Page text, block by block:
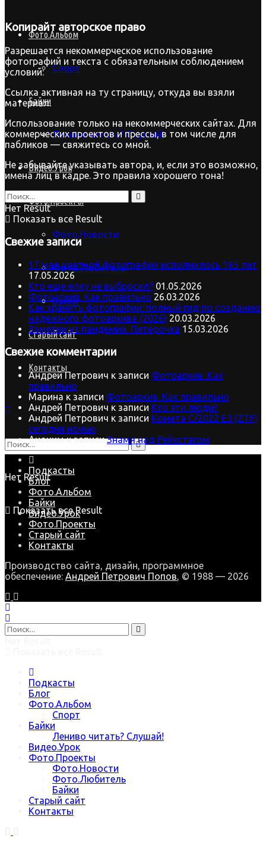
Фото.Альбом
Спорт
Байки
Лениво читать? Слушай!
Видео.Урок
Фото.Проекты
Фото.Новости
Фото.Любитель
Байки
Старый сайт
Контакты
Нет Result
Показать все Result
Копирайт авторское право
Разрешается некоммерческое использование
фотографий и текста с обязательным соблюдением
условий:
Ссылка активная на ту страницу, откуда вы взяли
материал.
Использование только на некоммерческих сайтах. Для
коммерческих проектов и прессы, в том числе для
пабликов — свяжитесь со мной.
Не забывайте указывать автора, и, если это возможно,
имена лиц в кадре. Это правила хорошего тона!
Нет Result
Показать все Result
Свежие записи
17 мая цветной фотографии исполнилось 165 лет
17.05.2026
Кто ещё ёлку не выбросил? 01.05.2026
Фотоархив. Как правильно 26.03.2026
Как хранить фотографии: полный гид по созданию
надёжного фотоархива (2026) 20.03.2026
Заметки из пандемии. Пятёрочка 15.03.2026
Свежие комментарии
Андрей Петрович к записи Фотоархив. Как
правильно
Марина к записи Фотоархив. Как правильно
Андрей Петрович к записи Кто эти люди?
Андрей Петрович к записи Комета C/2022 E3 (ZTF)
сегодня ночью
Анонимк записиЗнамя над Рейхстагом
Подкасты
Блог
Фото.Альбом
Байки
Видео.Урок
Фото.Проекты
Старый сайт
Контакты
Производство сайта, дизайн, программное
обеспечение: Андрей Петрович Попов, © 1988 — 2026
Подкасты
Блог
Фото.Альбом
Спорт
Байки
Лениво читать? Слушай!
Видео.Урок
Фото.Проекты
Фото.Новости
Фото.Любитель
Байки
Старый сайт
Контакты